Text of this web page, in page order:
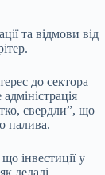
та відмови від
до сектора
свердли”, що
палива.
інвестиції у
дедалі